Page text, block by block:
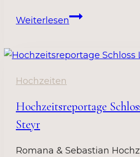
WeiterlesenPaarshooting
Belvedere
Hochzeiten
Hochzeitsreportage
Steyr
Romana & Sebastian